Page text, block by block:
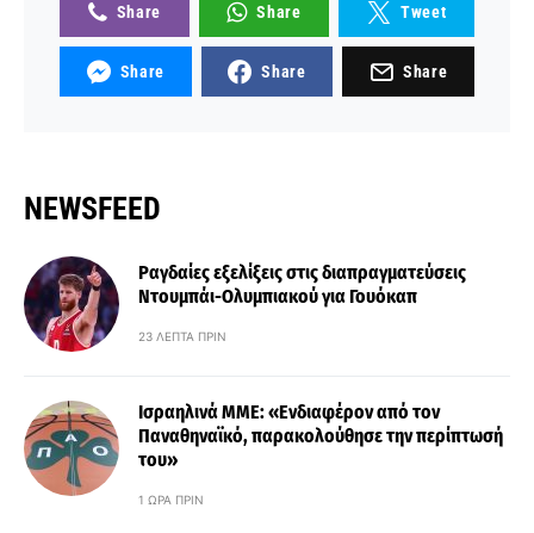
Share Share Tweet
Share Share Share
NEWSFEED
Ραγδαίες εξελίξεις στις διαπραγματεύσεις
Ντουμπάι-Ολυμπιακού για Γουόκαπ
23 ΛΕΠΤΆ ΠΡΙΝ
Ισραηλινά ΜΜΕ: «Ενδιαφέρον από τον
Παναθηναϊκό, παρακολούθησε την περίπτωσή
του»
1 ΏΡΑ ΠΡΙΝ